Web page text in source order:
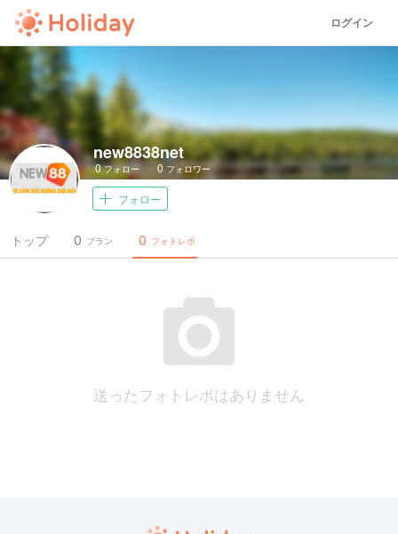
ログイン
new8838net
0フォロー 0 フォロワー
フォロー
トップ プラン
0 フォトレポ
0
送ったフォトレポはありません